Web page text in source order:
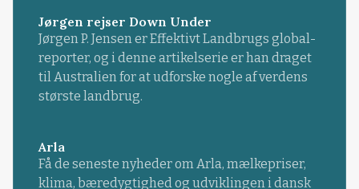
Jørgen rejser Down Under
Jørgen P. Jensen er Effektivt Landbrugs global-
reporter, og i denne artikelserie er han draget
til Australien for at udforske nogle af verdens
største landbrug.
Arla
Få de seneste nyheder om Arla, mælkepriser,
klima, bæredygtighed og udviklingen i dansk